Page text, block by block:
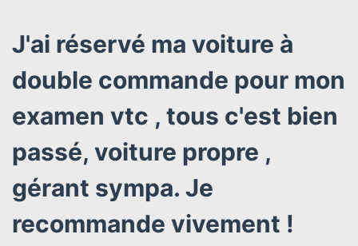
J'ai réservé ma voiture à
double commande pour mon
examen vtc , tous c'est bien
passé, voiture propre ,
gérant sympa. Je
recommande vivement !